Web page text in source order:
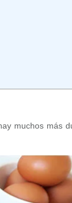
muchos más